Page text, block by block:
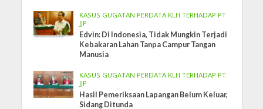
KASUS GUGATAN PERDATA KLH TERHADAP PT
JJP
Edvin: Di Indonesia, Tidak Mungkin Terjadi
Kebakaran Lahan Tanpa Campur Tangan
Manusia
KASUS GUGATAN PERDATA KLH TERHADAP PT
JJP
Hasil Pemeriksaan Lapangan Belum Keluar,
Sidang Ditunda